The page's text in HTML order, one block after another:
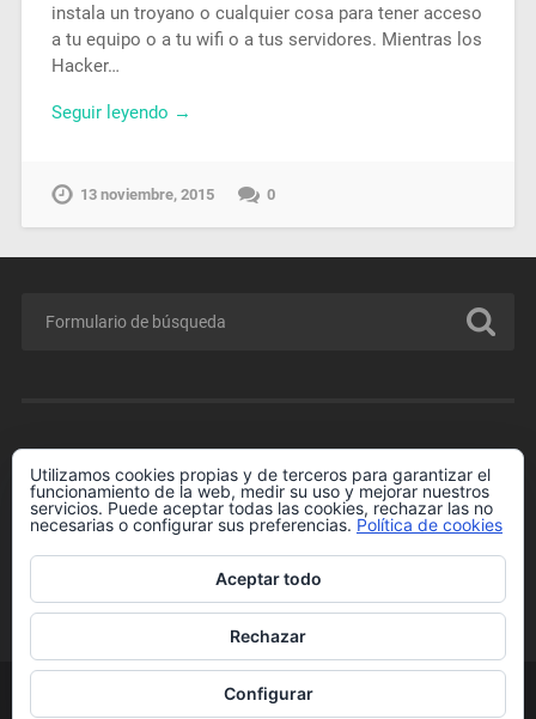
instala un troyano o cualquier cosa para tener acceso
a tu equipo o a tu wifi o a tus servidores. Mientras los
Hacker…
Seguir leyendo →
13 noviembre, 2015 0
Conferencia GRATIS para Padres y Madres.
Enlaces de Interés
Más información sobre las cookies
Política de cookies
RAFAEL HORMIGOS
Utilizamos cookies propias y de terceros para garantizar el
funcionamiento de la web, medir su uso y mejorar nuestros
servicios. Puede aceptar todas las cookies, rechazar las no
necesarias o configurar sus preferencias. Política de cookies
Aceptar todo
Rechazar
Configurar